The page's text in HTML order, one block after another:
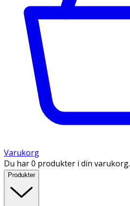
Varukorg
Du har 0 produkter i din varukorg.
Produkter